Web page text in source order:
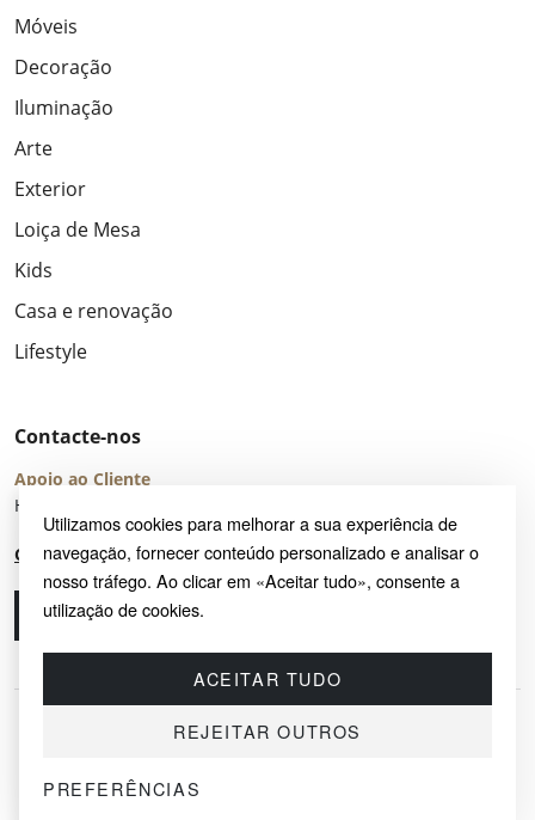
Utilizamos cookies para melhorar a sua experiência de
navegação, fornecer conteúdo personalizado e analisar o
nosso tráfego. Ao clicar em «Aceitar tudo», consente a
utilização de cookies.
ACEITAR TUDO
REJEITAR OUTROS
PREFERÊNCIAS
Móveis
Decoração
Iluminação
Arte
Exterior
Loiça de Mesa
Kids
Casa e renovação
Lifestyle
Contacte-nos
Apoio ao Cliente
Horário de Atendimento: seg – sex 8:00 – 16:00 (UTC+2)
Centro de Ajuda
Ligue-nos
© 2026 SAYRUG OÜ · KESKLINNA LINNAOSA, AHTRI TN 12, 10151, TALLINN,